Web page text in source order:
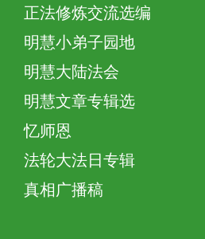
正法修炼交流选编
明慧小弟子园地
明慧大陆法会
明慧文章专辑选
忆师恩
法轮大法日专辑
真相广播稿